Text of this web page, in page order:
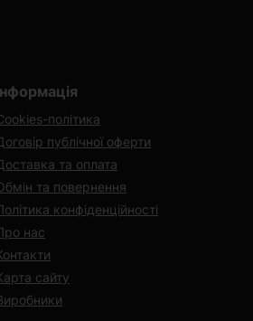
політика
публічної оферти
та оплата
та повернення
конфіденційності
нас
сайту